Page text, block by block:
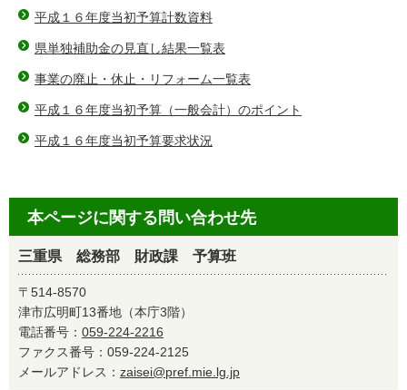
平成１６年度当初予算計数資料
県単独補助金の見直し結果一覧表
事業の廃止・休止・リフォーム一覧表
平成１６年度当初予算（一般会計）のポイント
平成１６年度当初予算要求状況
本ページに関する問い合わせ先
三重県 総務部 財政課 予算班
〒514-8570
津市広明町13番地（本庁3階）
電話番号： 059-224-2216
ファクス番号：059-224-2125
メールアドレス： zaisei@pref.mie.lg.jp